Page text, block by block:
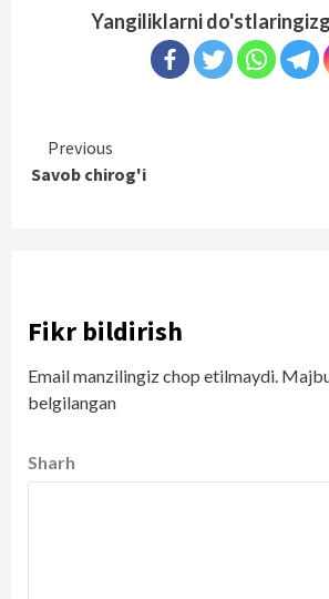
Yangiliklarni
Continue
Reading
Previous
Savob chirog'i
Fikr bildirish
Email manzilingiz chop etilmaydi.
belgilangan
Sharh